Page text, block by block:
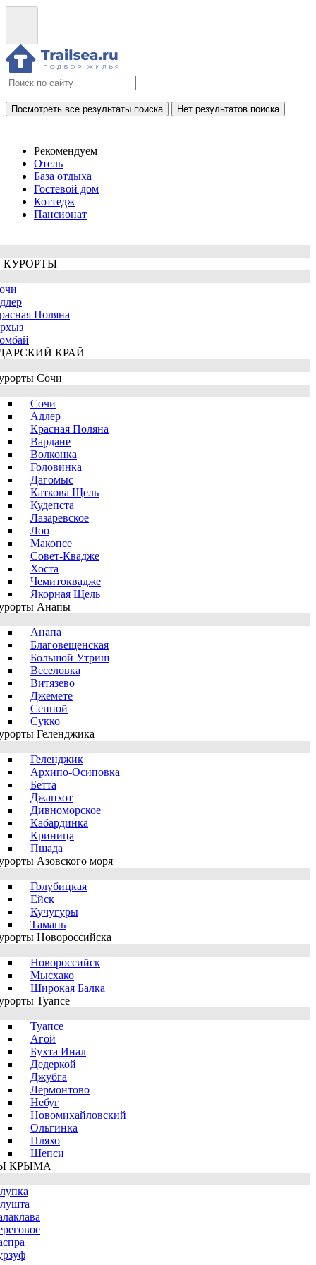
Посмотреть все результаты поиска Нет результатов поиска
Рекомендуем
Отель
База отдыха
Гостевой дом
Коттедж
Пансионат
КУРОРТЫ
Поляна
КРАЙ
Сочи
Сочи
Адлер
Красная Поляна
Вардане
Волконка
Головинка
Дагомыс
Каткова Щель
Кудепста
Лазаревское
Лоо
Макопсе
Совет-Квадже
Хоста
Чемитоквадже
Якорная Щель
Анапы
Анапа
Благовещенская
Большой Утриш
Веселовка
Витязево
Джемете
Сенной
Сукко
Геленджика
Геленджик
Архипо-Осиповка
Бетта
Джанхот
Дивноморское
Кабардинка
Криница
Пшада
Азовского моря
Голубицкая
Ейск
Кучугуры
Тамань
Новороссийска
Новороссийск
Мысхако
Широкая Балка
Туапсе
Туапсе
Агой
Бухта Инал
Дедеркой
Джубга
Лермонтово
Небуг
Новомихайловский
Ольгинка
Пляхо
Шепси
КРЫМА